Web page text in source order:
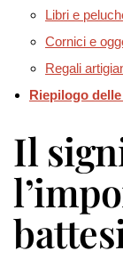
Libri e
Cornici e
Regali
Riepilogo
Il